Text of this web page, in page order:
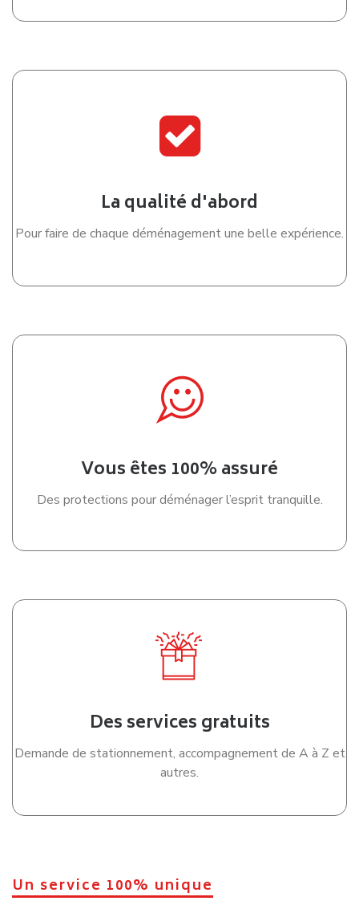
La qualité d'abord
Pour faire de chaque déménagement une belle expérience.
Vous êtes 100% assuré
Des protections pour déménager l’esprit tranquille.
Des services gratuits
Demande de stationnement, accompagnement de A à Z et
autres.
Un service 100% unique